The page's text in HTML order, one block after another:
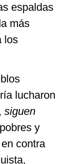
espaldas
más
los
lucharon
siguen
pobres y
contra